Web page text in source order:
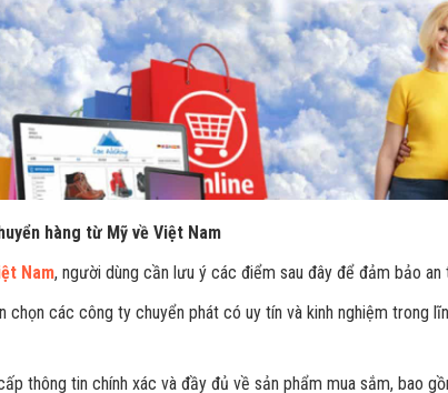
hàng từ Mỹ về Việt Nam
Nam, người dùng cần lưu ý các điểm sau đây để đảm bảo an
chọn các công ty chuyển phát có uy tín và kinh nghiệm trong
thông tin chính xác và đầy đủ về sản phẩm mua sắm, bao